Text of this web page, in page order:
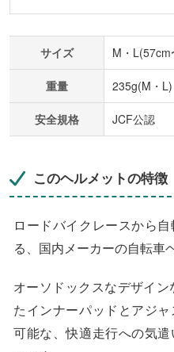
サイズ M・
重量 235g(M・L)
安全規格 JCF公認
このヘルメットの特徴
ロードバイクレースから
る、国内メーカーの自転車
オーソドックスなデザイ
たインナーパッドとアジ
可能な、快適走行への気